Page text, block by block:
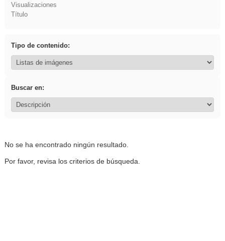
Visualizaciones
Título
Tipo de contenido:
Buscar en:
No se ha encontrado ningún resultado.
Por favor, revisa los criterios de búsqueda.